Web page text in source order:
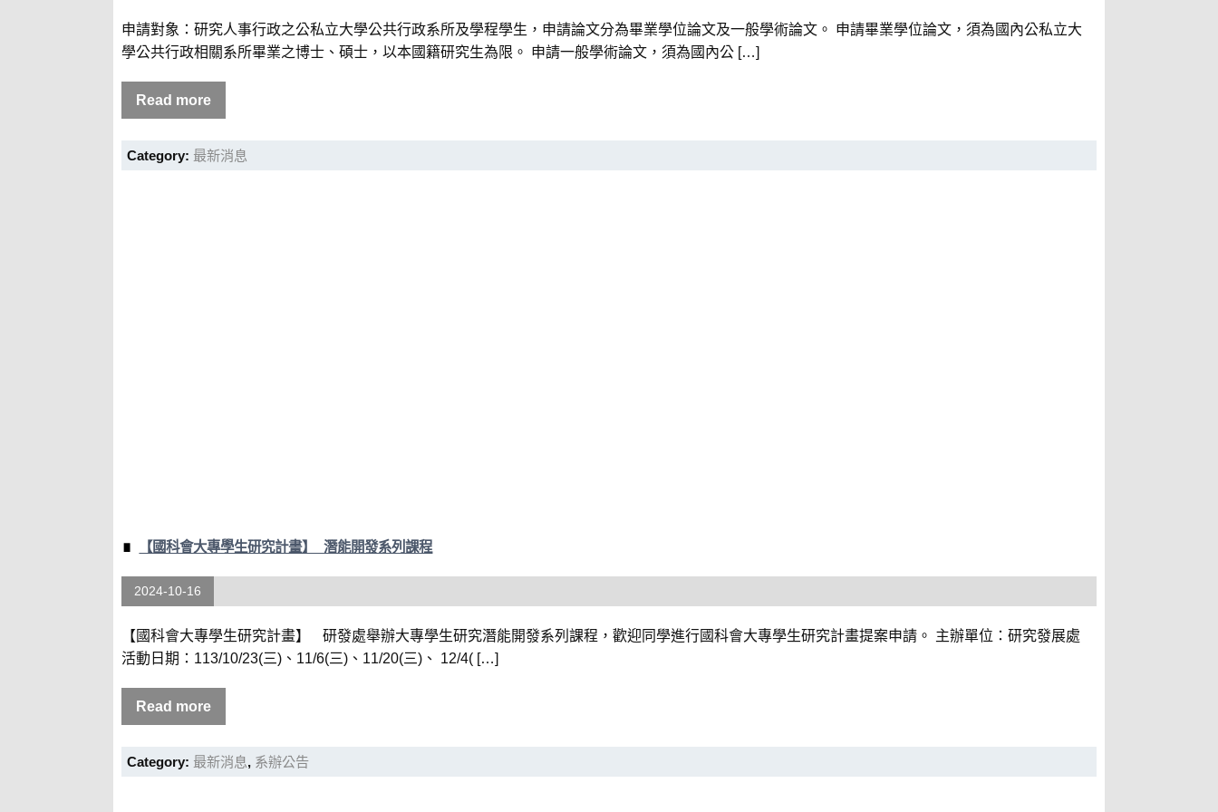
申請對象：研究人事行政之公私立大學公共行政系所及學程學生，申請論文分為畢業學位論文及一般學術論文。 申請畢業學位論文，須為國內公私立大
學公共行政相關系所畢業之博士、碩士，以本國籍研究生為限。 申請一般學術論文，須為國內公 […]
Read more
Category: 最新消息
【國科會大專學生研究計畫】 潛能開發系列課程
2024-10-16
【國科會大專學生研究計畫】 研發處舉辦大專學生研究潛能開發系列課程，歡迎同學進行國科會大專學生研究計畫提案申請。 主辦單位：研究發展處
活動日期：113/10/23(三)、11/6(三)、11/20(三)、 12/4( […]
Read more
Category: 最新消息, 系辦公告